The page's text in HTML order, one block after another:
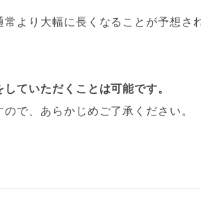
より大幅に長くなることが予想さ
ていただくことは可能です。
で、あらかじめご了承ください。